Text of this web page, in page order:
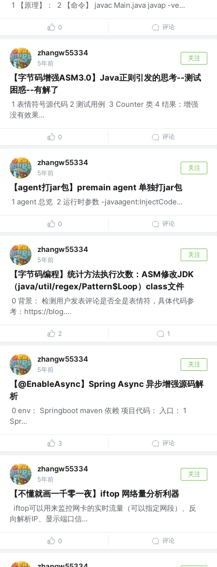
​ 1 【原理】： ​ 2 【命令】 javac Main.java javap -ve...
0 评论
zhangw55334
5年前
关注
【字节码增强ASM3.0】Java正则引发的思考--测试
困惑--有解了
​ 1 表情符号源代码 2 测试用例 ​ 3 Counter 类 4 结果：增强
没有效果...
0 评论
zhangw55334
5年前
关注
【agent打jar包】premain agent 单独打jar包
​ 1 agent 总览 ​ 2 运行时参数 -javaagent:InjectCode...
0 评论
zhangw55334
5年前
关注
【字节码编程】统计方法执行次数：ASM修改JDK
（java/util/regex/Pattern$Loop）class文件
​ 0 背景： 检测用户发表评论是否全是表情符，具体代码参
考：https://blog....
2 1
zhangw55334
5年前
关注
【@EnableAsync】Spring Async 异步增强源码解
析
​ 0 env： Springboot maven 依赖 项目代码： 入口： 1
Spr...
3 评论
zhangw55334
5年前
关注
【不懂就画一千零一夜】iftop 网络量分析利器
​ ​ ​iftop可以用来监控网卡的实时流量（可以指定网段）、反
向解析IP、显示端口信...
0 评论